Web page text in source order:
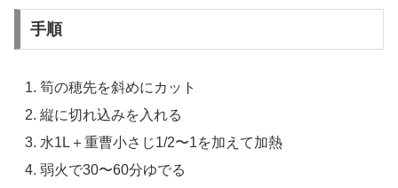
手順
筍の穂先を斜めにカット
縦に切れ込みを入れる
水1L＋重曹小さじ1/2〜1を加えて加熱
弱火で30〜60分ゆでる